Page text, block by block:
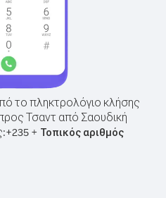
το πληκτρολόγιο κλήσης
Τσαντ από Σαουδική
+235 + Τοπικός αριθμός